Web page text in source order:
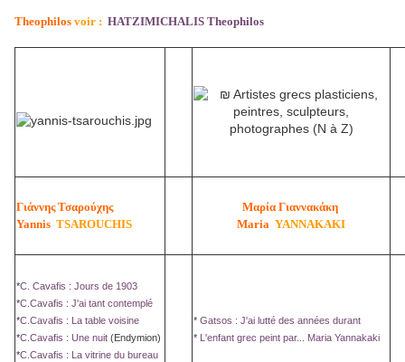
Theophilos voir : HATZIMICHALIS Theophilos
Γιάννης Τσαρούχης
Yannis TSAROUCHIS
Μαρία Γιαννακάκη
Maria YANNAKAKI
*C. Cavafis : Jours de 1903
*C.Cavafis : J'ai tant contemplé
*C.Cavafis : La table voisine
*C.Cavafis : Une nuit (Endymion)
*C.Cavafis : La vitrine du bureau
* Gatsos : J'ai lutté des années durant
* L'enfant grec peint par... Maria Yannakaki